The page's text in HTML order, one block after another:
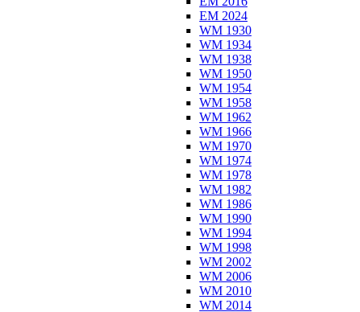
EM 2024
WM 1930
WM 1934
WM 1938
WM 1950
WM 1954
WM 1958
WM 1962
WM 1966
WM 1970
WM 1974
WM 1978
WM 1982
WM 1986
WM 1990
WM 1994
WM 1998
WM 2002
WM 2006
WM 2010
WM 2014